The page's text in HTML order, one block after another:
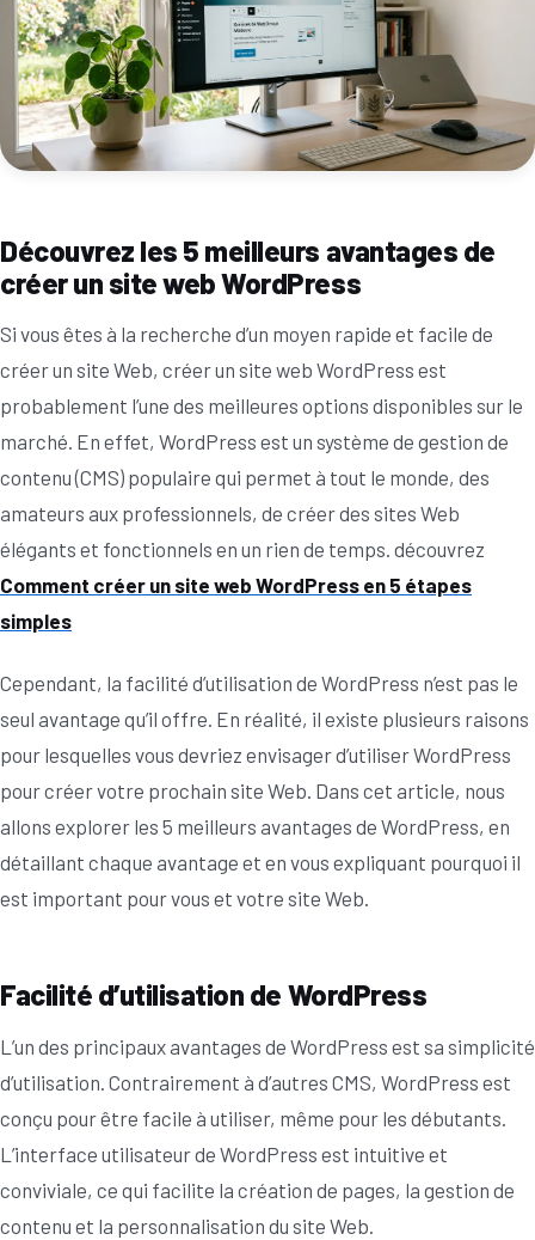
Découvrez les 5 meilleurs avantages de
créer un site web WordPress
Si vous êtes à la recherche d’un moyen rapide et facile de
créer un site Web, créer un site web WordPress est
probablement l’une des meilleures options disponibles sur le
marché. En effet, WordPress est un système de gestion de
contenu (CMS) populaire qui permet à tout le monde, des
amateurs aux professionnels, de créer des sites Web
élégants et fonctionnels en un rien de temps. découvrez
Comment créer un site web WordPress en 5 étapes
simples
Cependant, la facilité d’utilisation de WordPress n’est pas le
seul avantage qu’il offre. En réalité, il existe plusieurs raisons
pour lesquelles vous devriez envisager d’utiliser WordPress
pour créer votre prochain site Web. Dans cet article, nous
allons explorer les 5 meilleurs avantages de WordPress, en
détaillant chaque avantage et en vous expliquant pourquoi il
est important pour vous et votre site Web.
Facilité d’utilisation de WordPress
L’un des principaux avantages de WordPress est sa simplicité
d’utilisation. Contrairement à d’autres CMS, WordPress est
conçu pour être facile à utiliser, même pour les débutants.
L’interface utilisateur de WordPress est intuitive et
conviviale, ce qui facilite la création de pages, la gestion de
contenu et la personnalisation du site Web.